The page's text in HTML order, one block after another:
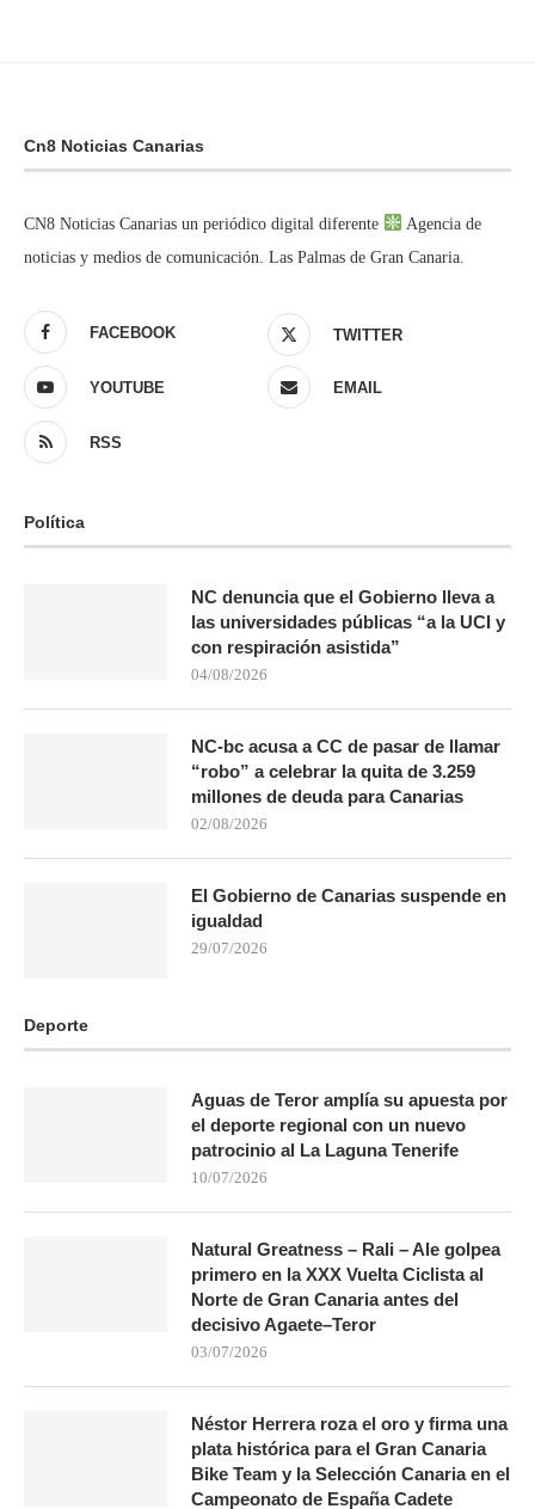
Cn8 Noticias Canarias
CN8 Noticias Canarias un periódico digital diferente
Agencia de
noticias y medios de comunicación. Las Palmas de Gran Canaria.
FACEBOOK TWITTER
YOUTUBE EMAIL
RSS
Política
NC denuncia que el Gobierno lleva a
las universidades públicas “a la UCI y
con respiración asistida”
04/08/2026
NC-bc acusa a CC de pasar de llamar
“robo” a celebrar la quita de 3.259
millones de deuda para Canarias
02/08/2026
El Gobierno de Canarias suspende en
igualdad
29/07/2026
Deporte
Aguas de Teror amplía su apuesta por
el deporte regional con un nuevo
patrocinio al La Laguna Tenerife
10/07/2026
Natural Greatness – Rali – Ale golpea
primero en la XXX Vuelta Ciclista al
Norte de Gran Canaria antes del
decisivo Agaete–Teror
03/07/2026
Néstor Herrera roza el oro y firma una
plata histórica para el Gran Canaria
Bike Team y la Selección Canaria en el
Campeonato de España Cadete